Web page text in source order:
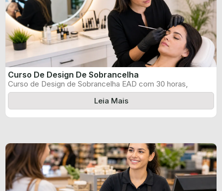
Curso De Design De Sobrancelha
Curso de Design de Sobrancelha EAD com 30 horas,
certificado informado pelo produtor ...
Leia Mais